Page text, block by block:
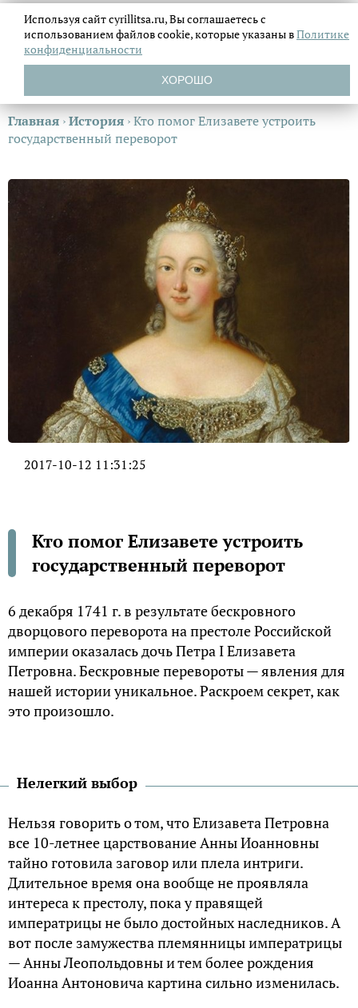
Главная ›История ›Кто помог Елизавете устроить
государственный переворот
2017-10-12 11:31:25
Кто помог Елизавете устроить
государственный переворот
6 декабря 1741 г. в результате бескровного
дворцового переворота на престоле Российской
империи оказалась дочь Петра I Елизавета
Петровна. Бескровные перевороты — явления для
нашей истории уникальное. Раскроем секрет, как
это произошло.
Нелегкий выбор
Нельзя говорить о том, что Елизавета Петровна
все 10-летнее царствование Анны Иоанновны
тайно готовила заговор или плела интриги.
Длительное время она вообще не проявляла
интереса к престолу, пока у правящей
императрицы не было достойных наследников. А
вот после замужества племянницы императрицы
— Анны Леопольдовны и тем более рождения
Иоанна Антоновича картина сильно изменилась.
Используя сайт cyrillitsa.ru, Вы соглашаетесь с
использованием файловcookie, которые указаны вПолитике
конфиденциальности
ХОРОШО